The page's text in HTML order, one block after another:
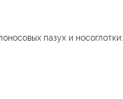
пазух и носоглотки: